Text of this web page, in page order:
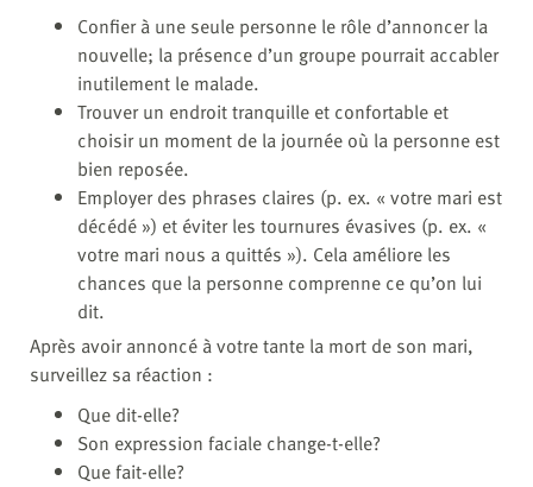
Confier à une seule personne le rôle d’annoncer la
nouvelle; la présence d’un groupe pourrait accabler
inutilement le malade.
Trouver un endroit tranquille et confortable et
choisir un moment de la journée où la personne est
bien reposée.
Employer des phrases claires (p. ex. « votre mari est
décédé ») et éviter les tournures évasives (p. ex. «
votre mari nous a quittés »). Cela améliore les
chances que la personne comprenne ce qu’on lui
dit.
Après avoir annoncé à votre tante la mort de son mari,
surveillez sa réaction :
Que dit-elle?
Son expression faciale change-t-elle?
Que fait-elle?